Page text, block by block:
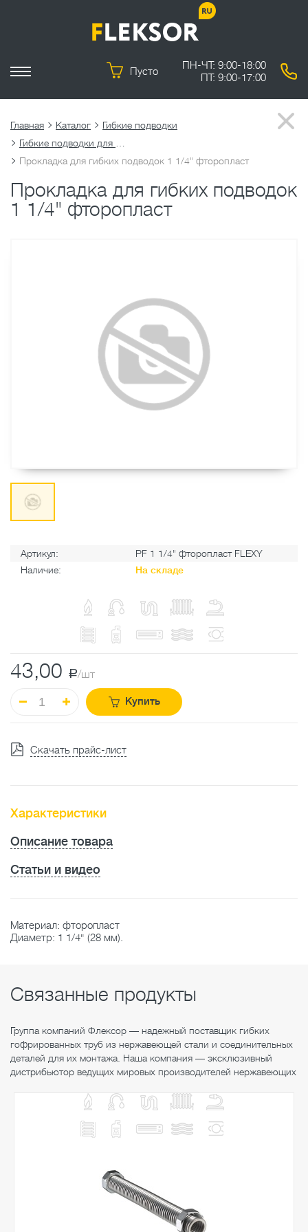
Пусто
ПН-ЧТ: 9:00-18:00
ПТ: 9:00-17:00
Главная Каталог
Гибкие подводки
Прокладка для гибких подводок 1 1/4" фторопласт
Прокладка для гибких подводок
1 1/4" фторопласт
Артикул:
PF 1 1/4" фторопласт FLEXY
Наличие:
На складе
43,00 a/шт
Купить
Скачать прайс-лист
Характеристики
Описание товара
Статьи и видео
Материал: фторопласт
Диаметр: 1 1/4" (28 мм).
Связанные продукты
Группа компаний Флексор — надежный поставщик гибких
гофрированных труб из нержавеющей стали и соединительных
деталей для их монтажа. Наша компания — эксклюзивный
дистрибьютор ведущих мировых производителей нержавеющих